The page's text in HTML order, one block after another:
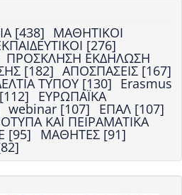
[438] ΜΑΘΗΤΙΚΟΙ
[276]
ΠΡΟΣΚΛΗΣΗ ΕΚΔΗΛΩΣΗ
[182] ΑΠΟΣΠΑΣΕΙΣ [167]
ΤΥΠΟΥ [130] Erasmus
ΕΥΡΩΠΑΪΚΑ
webinar [107] ΕΠΑΛ [107]
ΚΑΙ ΠΕΙΡΑΜΑΤΙΚΑ
[95] ΜΑΘΗΤΕΣ [91]